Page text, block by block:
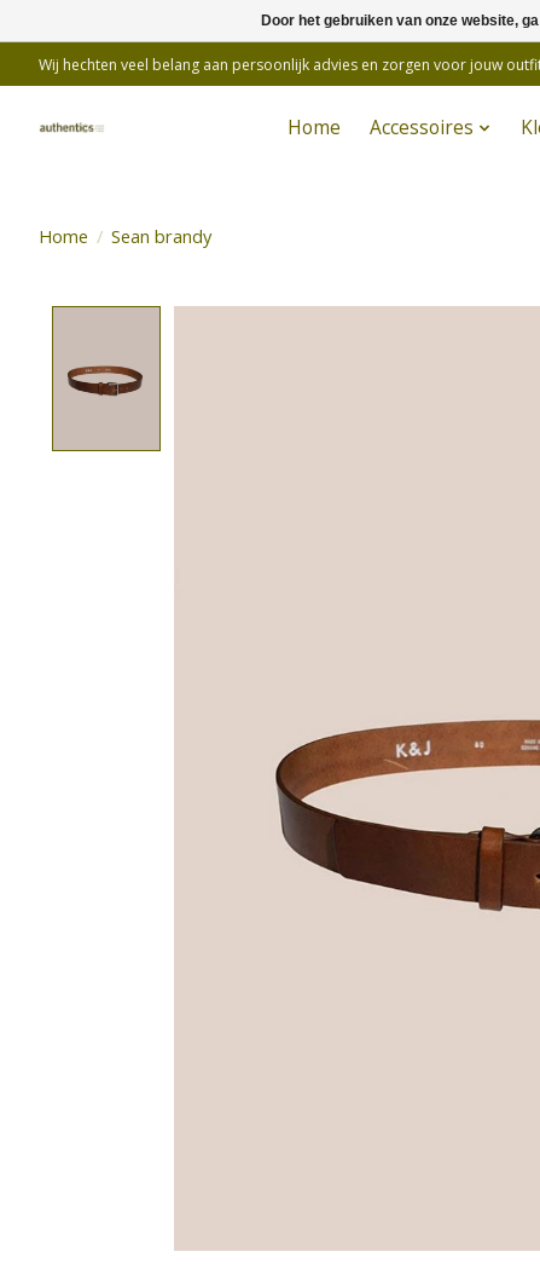
Wij hechten veel belang aan persoonlijk advies en zorgen voor jouw
Home Accessoires
Home / Sean brandy
Door het gebruiken van onze website,